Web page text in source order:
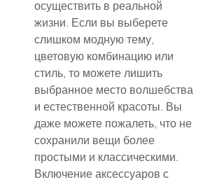
осуществить в реальной
жизни. Если вы выберете
слишком модную тему,
цветовую комбинацию или
стиль, то можете лишить
выбранное место волшебства
и естественной красоты. Вы
даже можете пожалеть, что не
сохранили вещи более
простыми и классическими.
Включение аксессуаров с